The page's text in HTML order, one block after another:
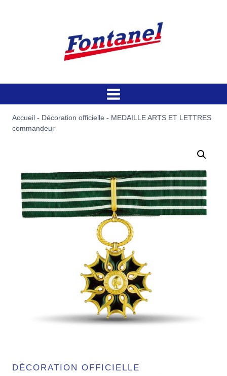
Accueil - Décoration officielle - MEDAILLE ARTS ET LETTRES
commandeur
DÉCORATION OFFICIELLE